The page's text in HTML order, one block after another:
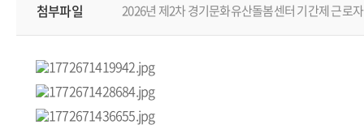
첨부파일 2026년 제2차 경기문화유산돌봄센터 기간제 근로